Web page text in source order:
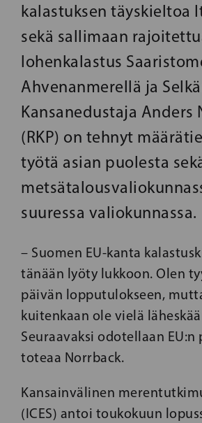
kalastuksen täyskieltoa
sekä sallimaan
lohenkalastus
Ahvenanmerellä ja
Kansanedustaja Anders
(RKP) on tehnyt
työtä asian puolesta
suuressa valiokunnassa.
– Suomen EU-kanta
tänään lyöty lukkoon. Olen
päivän lopputulokseen,
kuitenkaan ole vielä
Seuraavaksi odotellaan EU:n
toteaa Norrback.
Kansainvälinen
(ICES) antoi toukokuun